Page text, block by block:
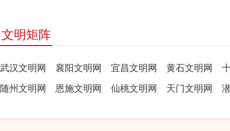
文明矩阵
武汉文明网 襄阳文明网 宜昌文明网 黄石文明网
随州文明网
恩施文明网 仙桃文明网 天门文明网